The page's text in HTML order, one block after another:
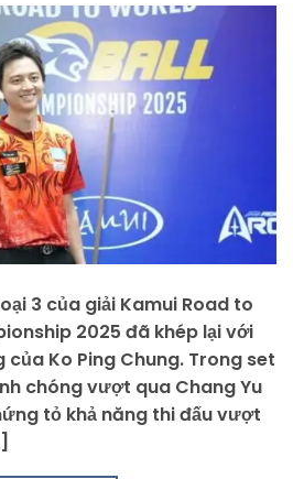
3 của giải Kamui Road to
2025 đã khép lại với
Ko Ping Chung. Trong set
chóng vượt qua Chang Yu
tỏ khả năng thi đấu vượt